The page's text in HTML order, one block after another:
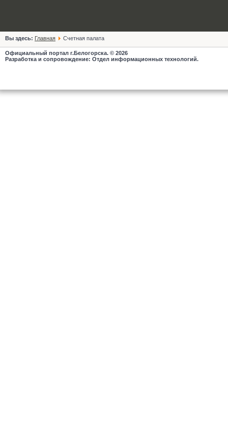
Вы здесь: Главная Счетная палата
Официальный портал г.Белогорска. © 2026
Разработка и сопровождение: Отдел информационных технологий.